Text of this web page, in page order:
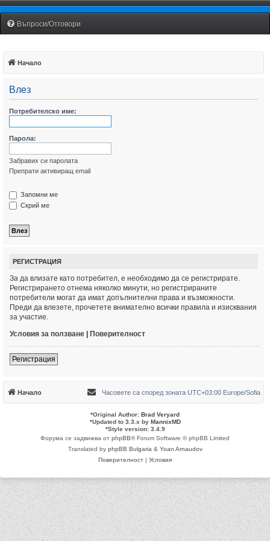
Fiat Uno Club Bulgaria
Въпроси/Отговори
Начало
Влез
Потребителско име:
Парола:
Забравих си паролата
Препрати активиращ email
Запомни ме
Скрий ме
РЕГИСТРАЦИЯ
За да влизате като потребител, е необходимо да се регистрирате.
Регистрирането отнема няколко минути, но регистрираните
потребители могат да имат допълнителни права и възможности.
Преди да влезете, прочетете внимателно всички правила и изисквания
за участие.
Условия за ползване | Поверителност
Регистрация
Начало Часовете са според зоната UTC+03:00 Europe/Sofia
*Original Author: Brad Veryard
*Updated to 3.3.x by MannixMD
*Style version: 3.4.9
Форума се задвижва от phpBB® Forum Software © phpBB Limited
Translated by phpBB Bulgaria & Yoan Arnaudov
Поверителност | Условия